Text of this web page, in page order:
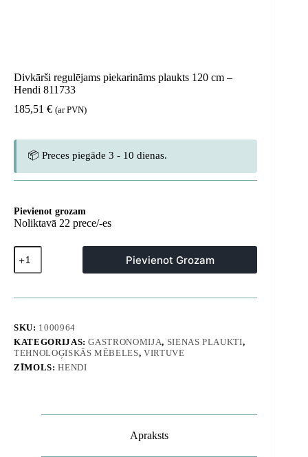
Divkārši regulējams piekarināms plaukts 120 cm –
Hendi 811733
185,51 € (ar PVN)
📦 Preces piegāde 3 - 10 dienas.
Pievienot grozam
Noliktavā 22 prece/-es
Divkārši
regulējams
piekarināms
120
Hendi
811733
daudzums
Pievienot Grozam
SKU: 1000964
KATEGORIJAS:GASTRONOMIJA, SIENAS PLAUKTI,
TEHNOLOĢISKĀS MĒBELES, VIRTUVE
ZĪMOLS:HENDI
Apraksts